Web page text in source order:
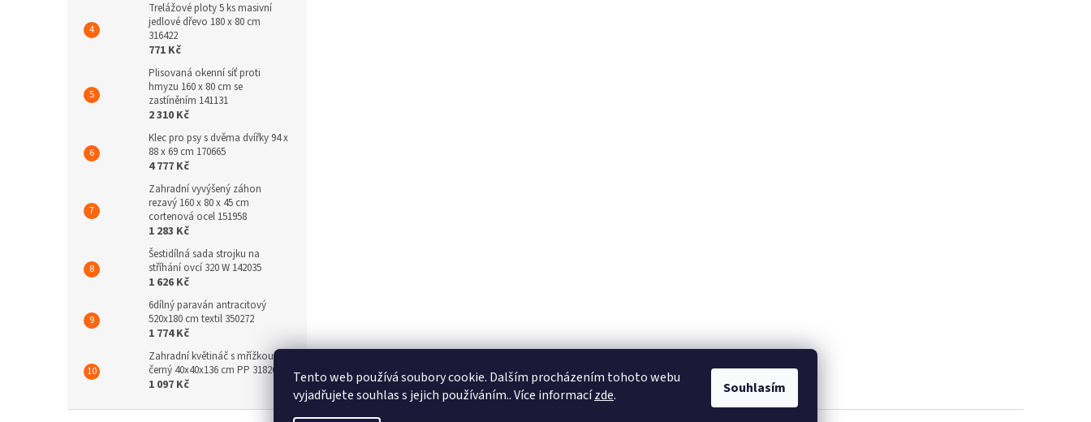
Tento web používá soubory cookie. Dalším procházením tohoto webu
vyjadřujete souhlas s jejich používáním.. Více informacízde. Souhlasím
Trelážové ploty 5 ks masivní
jedlové dřevo 180 x 80 cm
316422
771 Kč
Plisovaná okenní síť proti
hmyzu 160 x 80 cm se
zastíněním 141131
2 310 Kč
Klec pro psy s dvěma dvířky 94 x
88 x 69 cm 170665
4 777 Kč
Zahradní vyvýšený záhon
rezavý 160 x 80 x 45 cm
cortenová ocel 151958
1 283 Kč
Šestidílná sada strojku na
stříhání ovcí 320 W 142035
1 626 Kč
6dílný paraván antracitový
520x180 cm textil 350272
1 774 Kč
Zahradní květináč s mřížkou
černý 40x40x136 cm PP 318269
1 097 Kč